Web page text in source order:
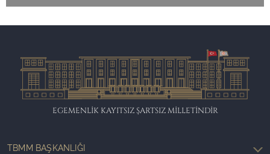
EGEMENLİK KAYITSIZ ŞARTSIZ MİLLETİNDİR
TBMM BAŞKANLIĞI